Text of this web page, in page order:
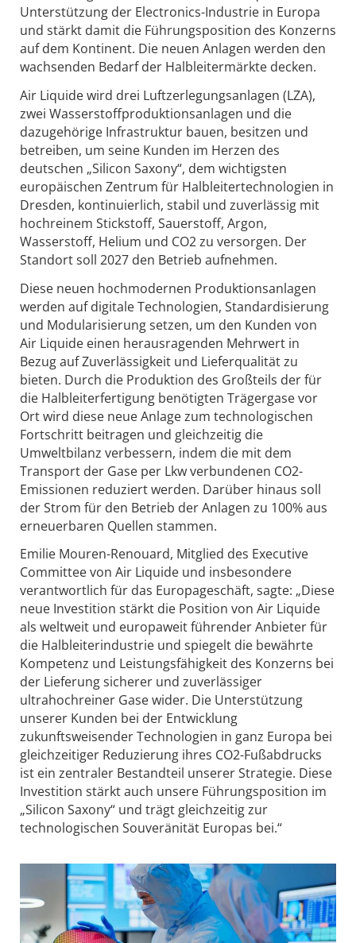
Unterstützung der Electronics-Industrie in Europa
und stärkt damit die Führungsposition des Konzerns
auf dem Kontinent. Die neuen Anlagen werden den
wachsenden Bedarf der Halbleitermärkte decken.
Air Liquide wird drei Luftzerlegungsanlagen (LZA),
zwei Wasserstoffproduktionsanlagen und die
dazugehörige Infrastruktur bauen, besitzen und
betreiben, um seine Kunden im Herzen des
deutschen „Silicon Saxony“, dem wichtigsten
europäischen Zentrum für Halbleitertechnologien in
Dresden, kontinuierlich, stabil und zuverlässig mit
hochreinem Stickstoff, Sauerstoff, Argon,
Wasserstoff, Helium und CO2 zu versorgen. Der
Standort soll 2027 den Betrieb aufnehmen.
Diese neuen hochmodernen Produktionsanlagen
werden auf digitale Technologien, Standardisierung
und Modularisierung setzen, um den Kunden von
Air Liquide einen herausragenden Mehrwert in
Bezug auf Zuverlässigkeit und Lieferqualität zu
bieten. Durch die Produktion des Großteils der für
die Halbleiterfertigung benötigten Trägergase vor
Ort wird diese neue Anlage zum technologischen
Fortschritt beitragen und gleichzeitig die
Umweltbilanz verbessern, indem die mit dem
Transport der Gase per Lkw verbundenen CO2-
Emissionen reduziert werden. Darüber hinaus soll
der Strom für den Betrieb der Anlagen zu 100% aus
erneuerbaren Quellen stammen.
Emilie Mouren-Renouard, Mitglied des Executive
Committee von Air Liquide und insbesondere
verantwortlich für das Europageschäft, sagte: „Diese
neue Investition stärkt die Position von Air Liquide
als weltweit und europaweit führender Anbieter für
die Halbleiterindustrie und spiegelt die bewährte
Kompetenz und Leistungsfähigkeit des Konzerns bei
der Lieferung sicherer und zuverlässiger
ultrahochreiner Gase wider. Die Unterstützung
unserer Kunden bei der Entwicklung
zukunftsweisender Technologien in ganz Europa bei
gleichzeitiger Reduzierung ihres CO2-Fußabdrucks
ist ein zentraler Bestandteil unserer Strategie. Diese
Investition stärkt auch unsere Führungsposition im
„Silicon Saxony“ und trägt gleichzeitig zur
technologischen Souveränität Europas bei.“